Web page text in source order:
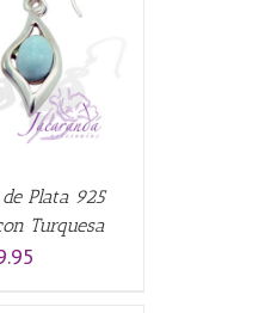
Plata 925
Turquesa